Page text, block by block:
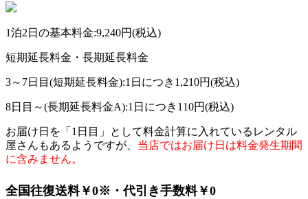
1泊2日の基本料金:9,240円(税込)
短期延長料金・長期延長料金
3～7日目(短期延長料金):1日につき 1,210円(税込)
8日目～(長期延長料金A):1日につき 110円(税込)
お届け日を「1日目」として料金計算に入れているレンタル
屋さんもあるようですが、 当店ではお届け日は料金発生期間
に含みません。
全国往復送料￥0※ ・代引き手数料￥0